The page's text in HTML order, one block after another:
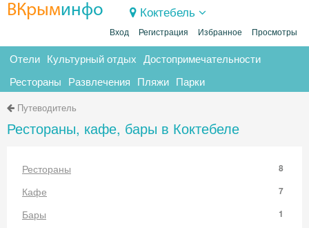
ВКрыминфо Коктебель
Вход Регистрация Избранное Просмотры
Отели Культурный отдых Достопримечательности
Рестораны Развлечения Пляжи Парки
Путеводитель
Рестораны, кафе, бары в Коктебеле
Рестораны 8
Кафе 7
Бары 1